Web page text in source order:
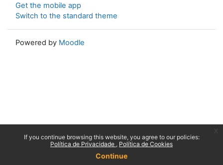
If you continue browsing this website, you agree to our policies:
Política de Privacidade
Política de Cookies
Continue
Get the mobile app
Switch to the standard theme
Powered by Moodle